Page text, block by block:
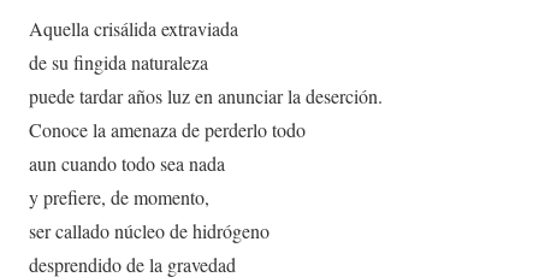
Aquella crisálida extraviada
de su fingida naturaleza
puede tardar años luz en anunciar la deserción.
Conoce la amenaza de perderlo todo
aun cuando todo sea nada
y prefiere, de momento,
ser callado núcleo de hidrógeno
desprendido de la gravedad